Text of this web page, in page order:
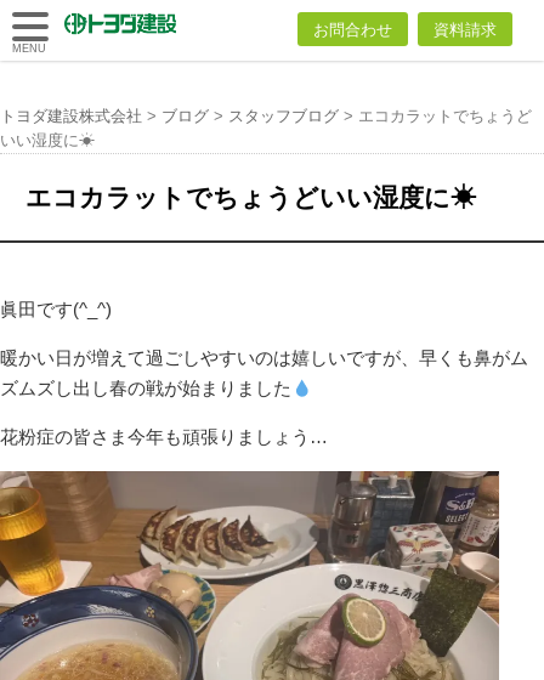
トヨダ建設
お問合わせ 資料請求
MENU
トヨダ建設株式会社 > ブログ > スタッフブログ > エコカラットでちょうど
いい湿度に☀
エコカラットでちょうどいい湿度に☀
眞田です(^_^)
暖かい日が増えて過ごしやすいのは嬉しいですが、早くも鼻がム
ズムズし出し春の戦が始まりました
花粉症の皆さま今年も頑張りましょう…